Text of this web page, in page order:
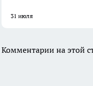
31 июля
Комментарии на этой